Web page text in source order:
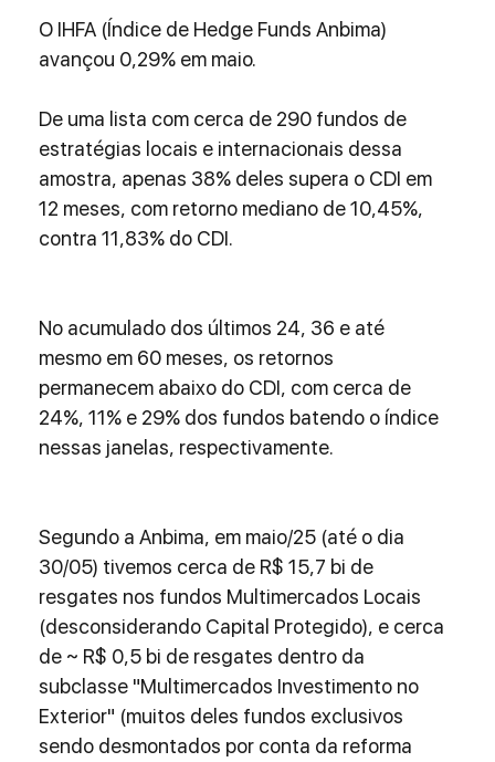
O IHFA (Índice de Hedge Funds Anbima)
avançou 0,29% em maio.
De uma lista com cerca de 290 fundos de
estratégias locais e internacionais dessa
amostra, apenas 38% deles supera o CDI em
12 meses, com retorno mediano de 10,45%,
contra 11,83% do CDI.
No acumulado dos últimos 24, 36 e até
mesmo em 60 meses, os retornos
permanecem abaixo do CDI, com cerca de
24%, 11% e 29% dos fundos batendo o índice
nessas janelas, respectivamente.
Segundo a Anbima, em maio/25 (até o dia
30/05) tivemos cerca de R$ 15,7 bi de
resgates nos fundos Multimercados Locais
(desconsiderando Capital Protegido), e cerca
de ~ R$ 0,5 bi de resgates dentro da
subclasse "Multimercados Investimento no
Exterior" (muitos deles fundos exclusivos
sendo desmontados por conta da reforma